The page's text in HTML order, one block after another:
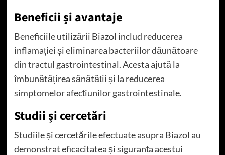
Beneficii și avantaje
Beneficiile utilizării Biazol includ reducerea
inflamației și eliminarea bacteriilor dăunătoare
din tractul gastrointestinal. Acesta ajută la
îmbunătățirea sănătății și la reducerea
simptomelor afecțiunilor gastrointestinale.
Studii și cercetări
Studiile și cercetările efectuate asupra Biazol au
demonstrat eficacitatea și siguranța acestui